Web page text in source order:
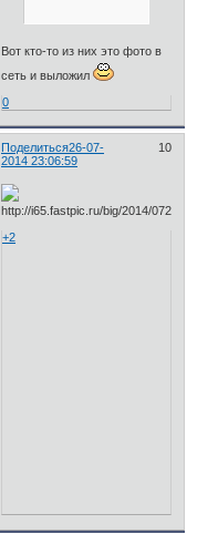
Вот кто-то из них это фото в
сеть и выложил
0
Поделиться 10
26-07-
2014 23:06:59
+2